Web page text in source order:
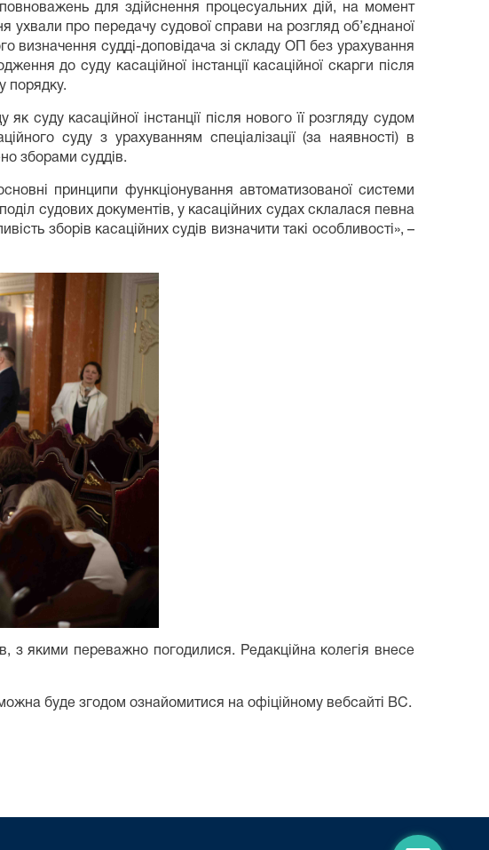
повноважень для здійснення процесуальних дій, на момент
про передачу судової справи на розгляд об’єднаної
судді-доповідача зі складу ОП без урахування
до суду касаційної інстанції касаційної скарги після
порядку.
суду касаційної інстанції після нового її розгляду судом
суду з урахуванням спеціалізації (за наявності) в
зборами суддів.
принципи функціонування автоматизованої системи
судових документів, у касаційних судах склалася певна
зборів касаційних судів визначити такі особливості», –
з якими переважно погодилися. Редакційна колегія внесе
буде згодом ознайомитися на офіційному вебсайті ВС.